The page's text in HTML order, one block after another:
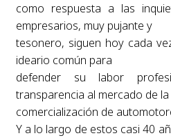
como respuesta a las
empresarios, muy pujante y
tesonero, siguen hoy cada
ideario común para
defender su labor
transparencia al mercado de la
comercialización de
Y a lo largo de estos casi 40